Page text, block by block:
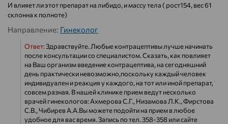
И влияет ли этот препарат на либидо, и массу тела ( рост154, вес 61
склонна к полноте)
Направление: Гинеколог
Ответ:Здравствуйте. Любые контрацептивы лучше начинать
после консультации со специалистом. Сказать, как повлияет
на Ваш организм введение контрацептива, на сегодняшний
день практически невозможно,поскольку каждый человек
индивидуален и реакция у каждого, на тот или иной препарат,
совсем разная. В нашей клинике прием ведут несколько
врачей гинекологов: Ахмерова С.Г., Низамова Л.К., Фирстова
С.В., Чибирев А.А.Вы можете подойти на прием в любое
удобное для вас время. Запись по тел. 358-358 или сайте